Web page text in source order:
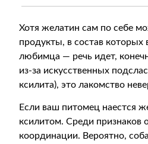
Хотя желатин сам по себе
продукты, в состав
любимца — речь идет,
из-за искусственных
ксилита), это лакомство
Если ваш питомец наестся
ксилитом. Среди признаков
координации. Вероятно,